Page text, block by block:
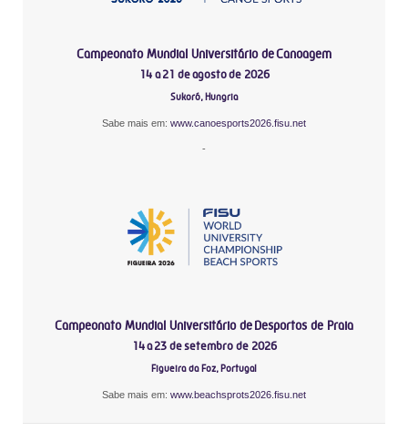
Campeonato Mundial Universitário de Canoagem
14 a 21 de agosto de 2026
Sukoró, Hungria
Sabe mais em: www.canoesports2026.fisu.net
-
Campeonato Mundial Universitário de Desportos de Praia
14 a 23 de setembro de 2026
Figueira da Foz, Portugal
Sabe mais em: www.beachsprots2026.fisu.net